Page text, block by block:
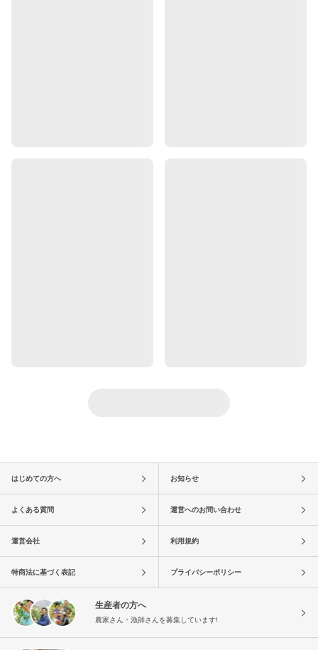
はじめての方へ お知らせ
よくある質問 運営へのお問い合わせ
運営会社 利用規約
特商法に基づく表記 プライバシーポリシー
生産者の方へ
農家さん・漁師さんを募集しています!